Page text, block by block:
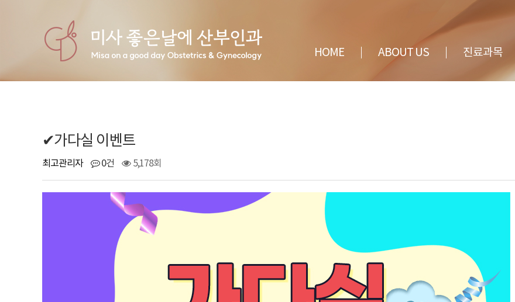
HOME ABOUT US 진료과목
전체메뉴
HOME ABOUT US
의료진 소개
진료과목
여성질환
✔가다실 이벤트
최고관리자 0건 5,178회